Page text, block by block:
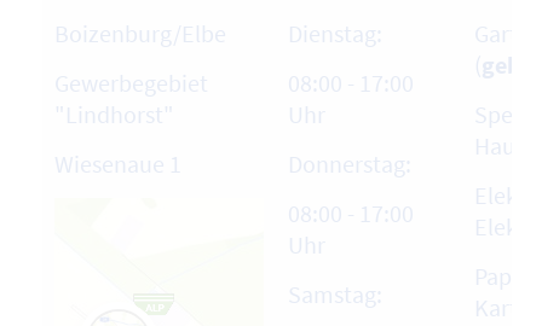
Boizenburg/Elbe
Gewerbegebiet
"Lindhorst"
Wiesenaue 1
Dienstag:
08:00 - 17:00
Uhr
Donnerstag:
08:00 - 17:00
Uhr
Samstag:
(